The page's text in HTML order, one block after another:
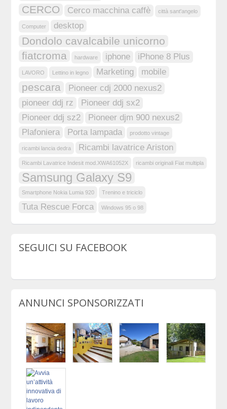
CERCO
Cerco macchina caffè città sant'angelo
Computer desktop
Dondolo cavalcabile unicorno
fiatcroma
hardware iphone iPhone 8 Plus
LAVORO Lettino in legno Marketing mobile
pescara
Pioneer cdj 2000 nexus2
pioneer ddj rz
Pioneer ddj sx2
Pioneer ddj sz2
Pioneer djm 900 nexus2
Plafoniera
Porta lampada prodotto vintage
ricambi lancia dedra Ricambi lavatrice Ariston
Ricambi Lavatrice Indesit mod.XWA61052X ricambi originali Fiat multipla
Samsung Galaxy S9
Smartphone Nokia Lumia 920 Trenino e triciclo
Tuta Rescue Forca Windows 95 o 98
SEGUICI SU FACEBOOK
ANNUNCI SPONSORIZZATI